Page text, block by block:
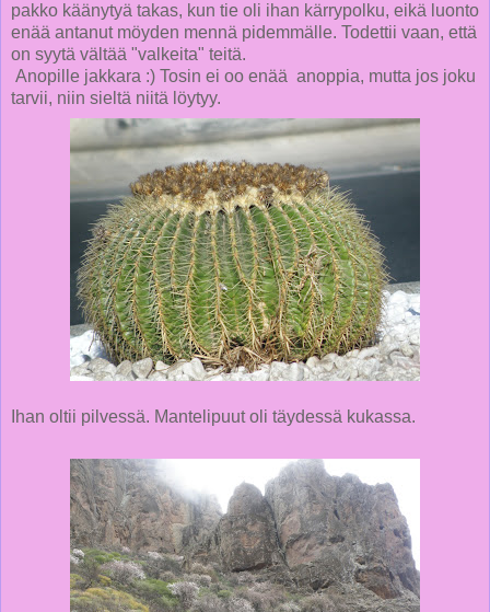
pakko käänytyä takas, kun tie oli ihan kärrypolku, eikä luonto
enää antanut möyden mennä pidemmälle. Todettii vaan, että
on syytä vältää "valkeita" teitä.
Anopille jakkara :) Tosin ei oo enää anoppia, mutta jos joku
tarvii, niin sieltä niitä löytyy.
Ihan oltii pilvessä. Mantelipuut oli täydessä kukassa.